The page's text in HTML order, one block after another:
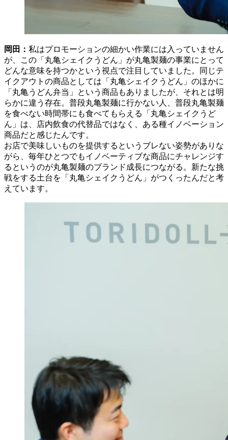
岡田： 私はプロモーションの細かい作業には入っていません
が、この「丸亀シェイクうどん」が丸亀製麺の事業にとって
どんな意味を持つかという視点で注目していました。同じテ
イクアウトの商品としては「丸亀シェイクうどん」のほかに
「丸亀うどん弁当」という商品もありましたが、それとは明
らかに違う存在。普段丸亀製麺に行かない人、普段丸亀製麺
を食べない時間帯にも食べてもらえる「丸亀シェイクうど
ん」は、店内飲食の代替品ではなく、ある種イノベーション
商品だと感じたんです。
お店で美味しいものを提供するというブレない姿勢がありな
がら、毎年ひとつでもイノベーティブな商品にチャレンジす
るというのが丸亀製麺のブランド成長につながる。新たな挑
戦をする土台を「丸亀シェイクうどん」がつくったんだと考
えています。